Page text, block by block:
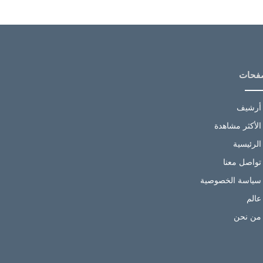
أرشيف
الأكثر مشاهدة
الرئيسية
تواصل معنا
سياسة الخصوصية
عالم
من نحن